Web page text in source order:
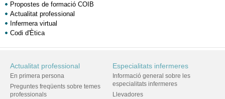
Propostes de formació COIB
Actualitat professional
Infermera virtual
Codi d'Ètica
Actualitat professional
En primera persona
Preguntes freqüents sobre temes
professionals
Especialitats infermeres
Informació general sobre les
especialitats infermeres
Llevadores